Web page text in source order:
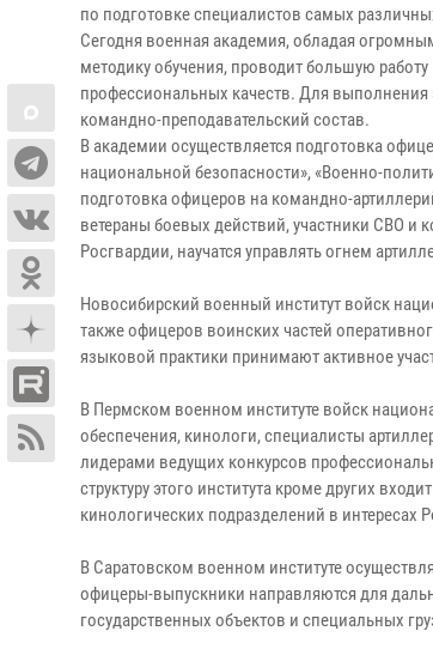
по подготовке специалистов самых
Сегодня военная академия, обладая
методику обучения, проводит большую
профессиональных качеств. Для
командно-преподавательский состав.
В академии осуществляется подготовка
национальной безопасности», «Военно-
подготовка офицеров на командно-
ветераны боевых действий, участники СВО и
Росгвардии, научатся управлять огнем
Новосибирский военный институт войск
также офицеров воинских частей
языковой практики принимают активное
В Пермском военном институте войск
обеспечения, кинологи, специалисты
лидерами ведущих конкурсов
структуру этого института кроме других
кинологических подразделений в интересах
В Саратовском военном институте
офицеры-выпускники направляются для
государственных объектов и специальных